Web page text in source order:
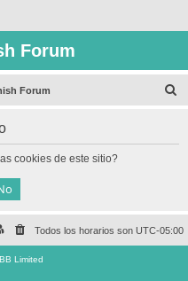
Forum
Forum
cookies de este sitio?
Todos los horarios son UTC-05:00
Limited